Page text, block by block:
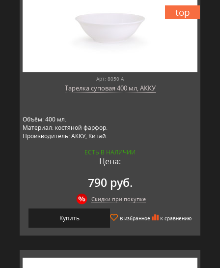
top
Арт: 8050 А
Тарелка суповая 400 мл, АККУ
Объём: 400 мл.
Материал: костяной фарфор.
Производитель: АККУ, Китай.
ЕСТЬ В НАЛИЧИИ
Цена:
790 руб.
Скидки при покупке
Купить В избранное К сравнению